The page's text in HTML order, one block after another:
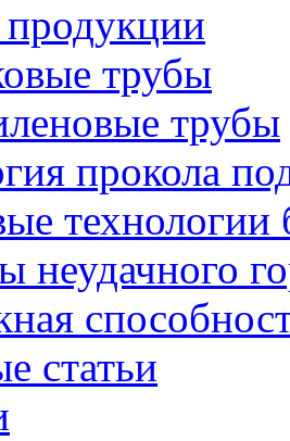
продукции
трубы
трубы
прокола
технологии
неудачного
статьи